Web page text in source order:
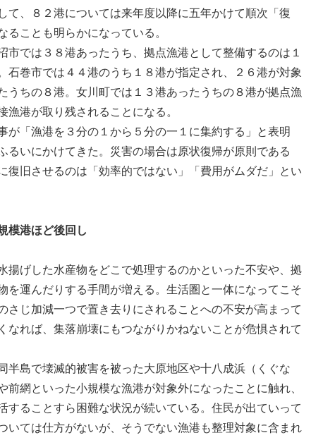
て、８２港については来年度以降に五年かけて順次「復
ることも明らかになっている。
では３８港あったうち、拠点漁港として整備するのは１
石巻市では４４港のうち１８港が指定され、２６港が対象
うちの８港。女川町では１３港あったうちの８港が拠点漁
港が取り残されることになる。
「漁港を３分の１から５分の一１に集約する」と表明
るいにかけてきた。災害の場合は原状復帰が原則である
復旧させるのは「効率的ではない」「費用がムダだ」とい
模港ほど後回し
げした水産物をどこで処理するのかといった不安や、拠
を運んだりする手間が増える。生活圏と一体になってこそ
さじ加減一つで置き去りにされることへの不安が高まって
なれば、集落崩壊にもつながりかねないことが危惧されて
島で壊滅的被害を被った大原地区や十八成浜（くぐな
前網といった小規模な漁港が対象外になったことに触れ、
することすら困難な状況が続いている。住民が出ていって
いては仕方がないが、そうでない漁港も整理対象に含まれ